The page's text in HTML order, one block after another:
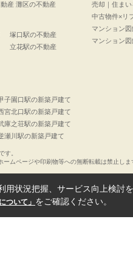
産 灘区の不動産
塚口駅の不動産
立花駅の不動産
子園口駅の新築戸建て
宮北口駅の新築戸建て
庫之荘駅の新築戸建て
瀬川駅の新築戸建て
売却｜住ま
中古物件×リ
マンション
マンション
す。
ムページや印刷物等への無断転載は禁止しま
用状況把握、サービス向上検討
ついて」 をご確認ください。